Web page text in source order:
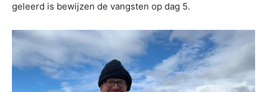
geleerd is bewijzen de vangsten op dag 5.